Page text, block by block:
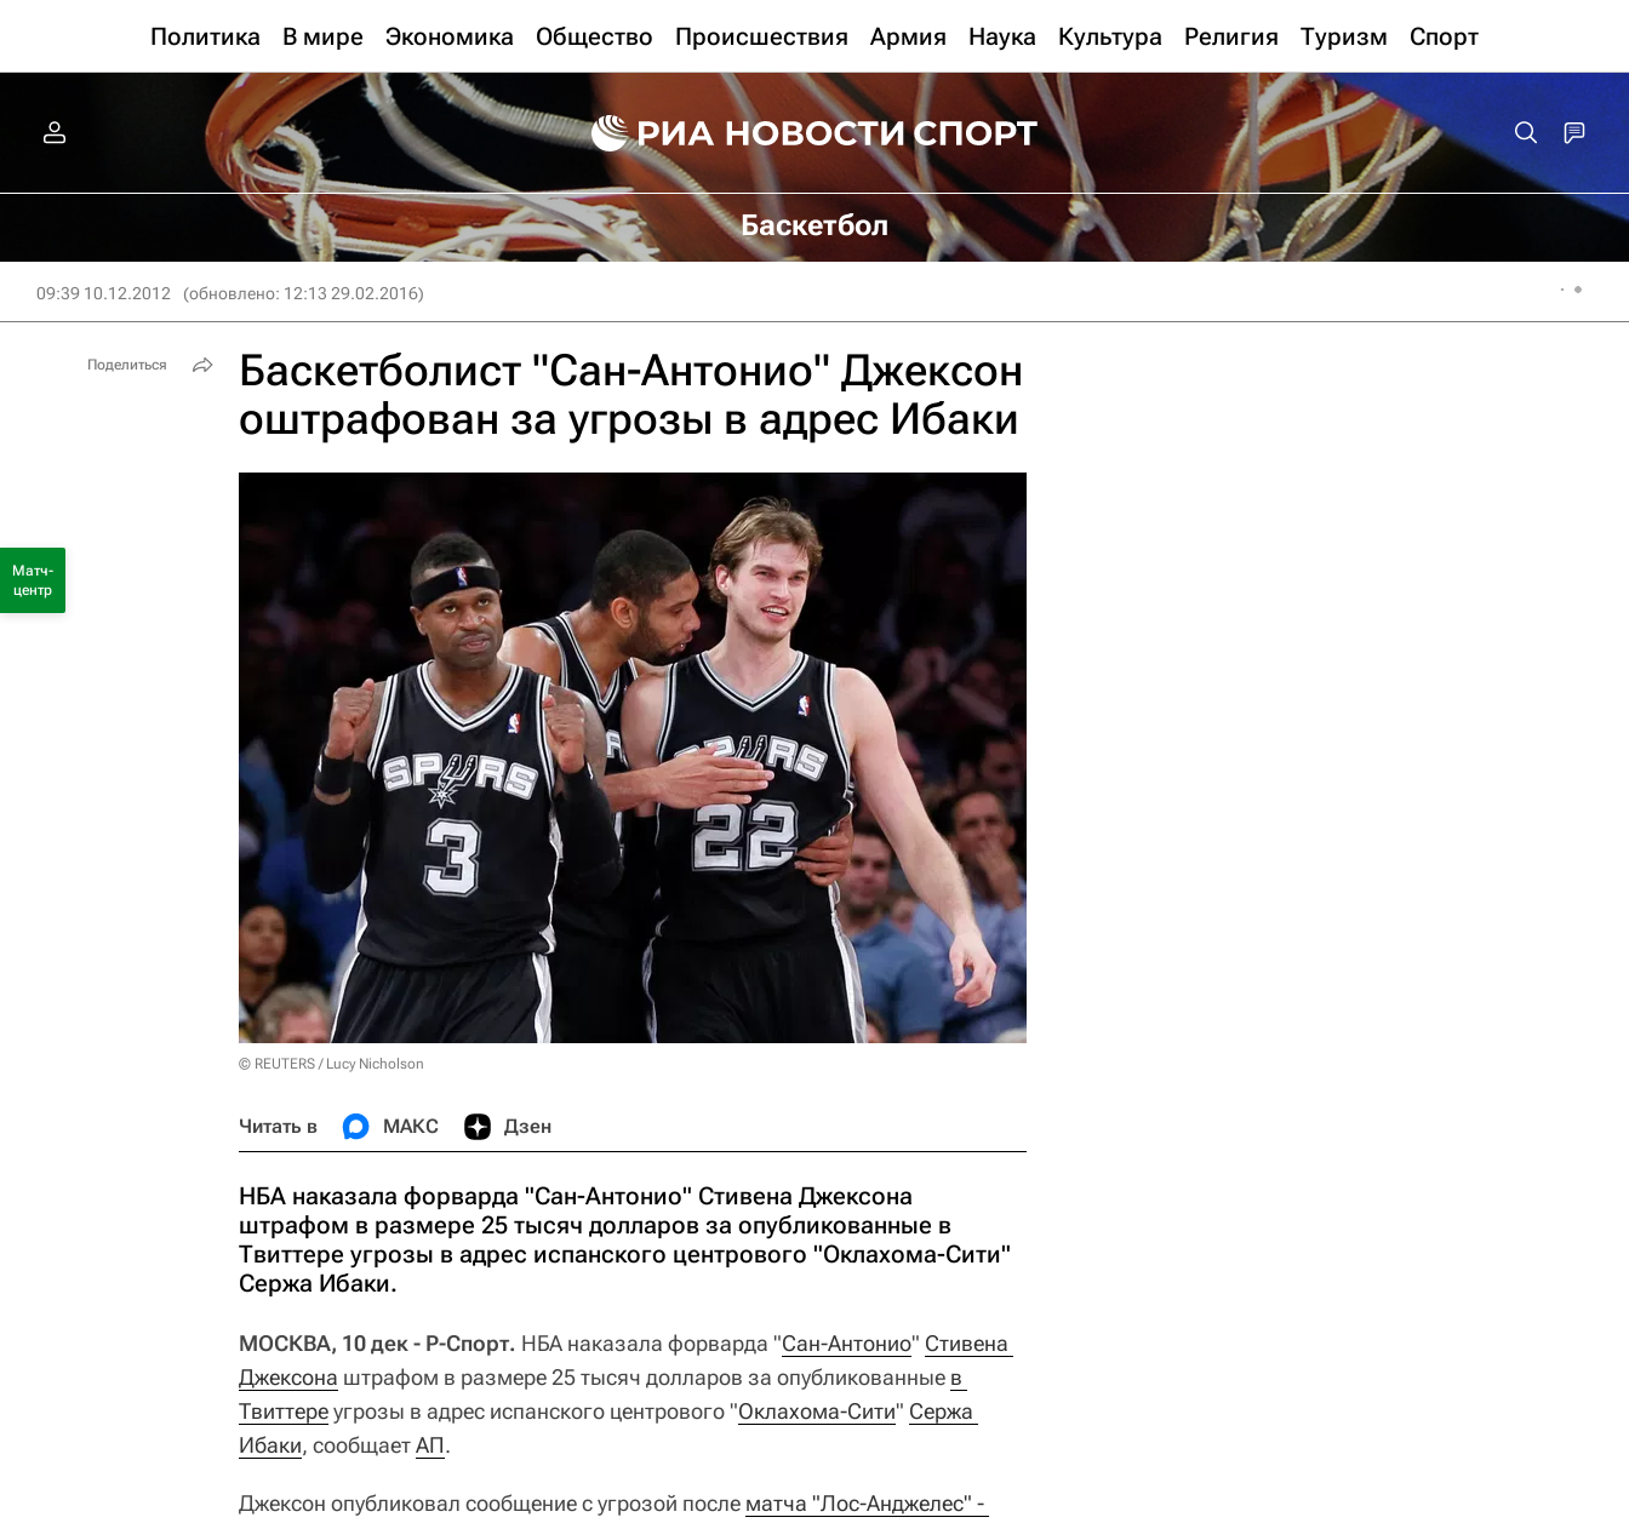
Политика В мире Экономика Общество Происшествия Армия Наука Культура Религия Туризм Спорт
Баскетбол
09:39 10.12.2012 (обновлено: 12:13 29.02.2016)
Баскетболист "Сан-Антонио" Джексон
оштрафован за угрозы в адрес Ибаки
© REUTERS / Lucy Nicholson
Читать в МАКС Дзен
НБА наказала форварда "Сан-Антонио" Стивена Джексона
штрафом в размере 25 тысяч долларов за опубликованные в
Твиттере угрозы в адрес испанского центрового "Оклахома-Сити"
Сержа Ибаки.
МОСКВА, 10 дек - Р-Спорт. НБА наказала форварда "Сан-Антонио" Стивена
Джексона штрафом в размере 25 тысяч долларов за опубликованные в
Твиттереугрозы в адрес испанского центрового "Оклахома-Сити" Сержа
Ибаки, сообщаетАП.
Джексон опубликовал сообщение с угрозой после матча "Лос-Анджелес" -
Поделиться
Матч-
центр